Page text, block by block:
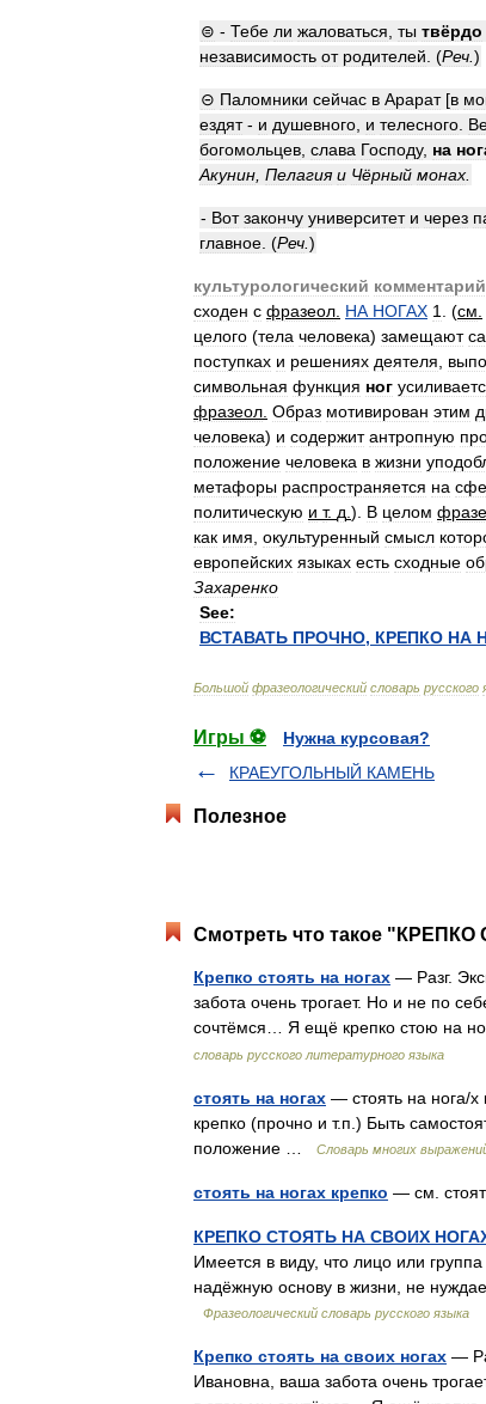
⊜ - Тебе ли жаловаться ты твёрдо
независимость от родителей . (Реч )
⊝ Паломники сейчас в Арарат[в
ездят- и душевного и телесного
богомольцев слава Господу, на
Акунин Пелагия и Чёрный монах
- Вот закончу университет и через
главное . (Реч )
культурологический
сходен с фразеол НА НОГАХ 1 . (см
целого (тела человека) замещают
поступках и решениях деятеля
символьная функция ног
фразеол Образ мотивирован этим
человека) и содержит антропную
положение человека в жизни
метафоры распространяется на
политическую и т. д ). В целом
как имя окультуренный смысл
европейских языках есть сходные
Захаренко
See:
ВСТАВАТЬ ПРОЧНО, КРЕПКО НА
Большой фразеологический словарь русского
Игры ⚽
Нужна курсовая?
КРАЕУГОЛЬНЫЙ КАМЕНЬ
Полезное
Смотреть что такое
Крепко стоять на ногах — Разг.
забота очень трогает. Но и не по
сочтёмся… Я ещё крепко стою на
словарь русского литературного языка
стоять на ногах — стоять на нога/х
крепко (прочно и т.п.) Быть
положение …
Словарь многих
стоять на ногах крепко — см.
КРЕПКО СТОЯТЬ НА СВОИХ
Имеется в виду, что лицо или
надёжную основу в жизни, не
Фразеологический словарь русского языка
Крепко стоять на своих ногах —
Ивановна, ваша забота очень